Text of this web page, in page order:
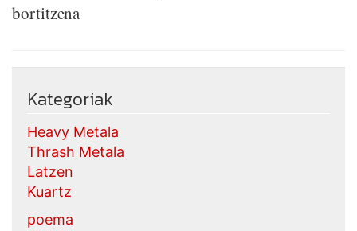
bortitzena
Kategoriak
Heavy Metala
Thrash Metala
Latzen
Kuartz
poema